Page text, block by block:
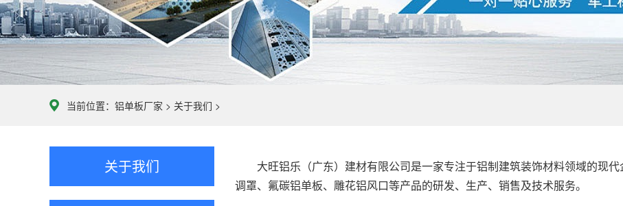
当前位置： 铝单板厂家 > 关于我们 >
关于我们
大旺铝乐（广东）建材有限公司是一家专注于铝制建筑装饰材料领域的现代
调罩、氟碳铝单板、雕花铝风口等产品的研发、生产、销售及技术服务。